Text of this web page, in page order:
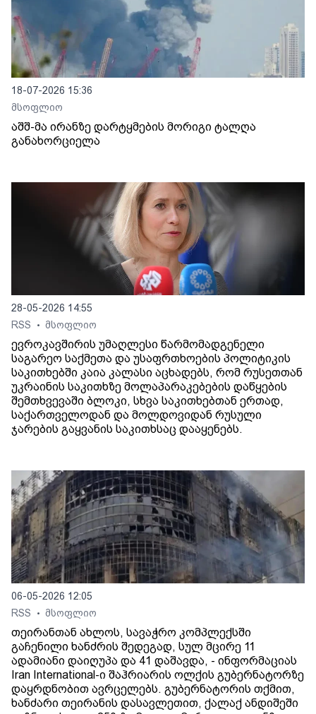
18-07-2026 15:36
მსოფლიო
აშშ-მა ირანზე დარტყმების მორიგი ტალღა
განახორციელა
28-05-2026 14:55
RSS
• მსოფლიო
ევროკავშირის უმაღლესი წარმომადგენელი
საგარეო საქმეთა და უსაფრთხოების პოლიტიკის
საკითხებში კაია კალასი აცხადებს, რომ რუსეთთან
უკრაინის საკითხზე მოლაპარაკებების დაწყების
შემთხვევაში ბლოკი, სხვა საკითხებთან ერთად,
საქართველოდან და მოლდოვიდან რუსული
ჯარების გაყვანის საკითხსაც დააყენებს.
06-05-2026 12:05
RSS
• მსოფლიო
თეირანთან ახლოს, სავაჭრო კომპლექსში
გაჩენილი ხანძრის შედეგად, სულ მცირე 11
ადამიანი დაიღუპა და 41 დაშავდა, - ინფორმაციას
Iran International-ი შაჰრიარის ოლქის გუბერნატორზე
დაყრდნობით ავრცელებს. გუბერნატორის თქმით,
ხანძარი თეირანის დასავლეთით, ქალაქ ანდიშეში